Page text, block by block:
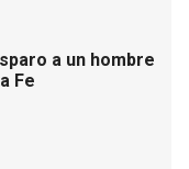
a un hombre
Fe